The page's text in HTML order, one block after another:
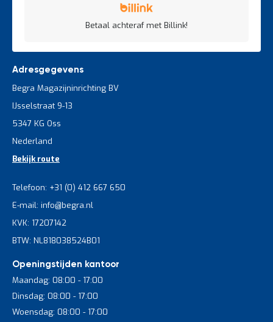
Betaal achteraf met Billink!
Adresgegevens
Begra Magazijninrichting BV
IJsselstraat 9-13
5347 KG Oss
Nederland
Bekijk route
Telefoon: +31 (0) 412 667 650
E-mail: info@begra.nl
KVK: 17207142
BTW: NL818038524B01
Openingstijden kantoor
Maandag: 08:00 - 17:00
Dinsdag: 08:00 - 17:00
Woensdag: 08:00 - 17:00